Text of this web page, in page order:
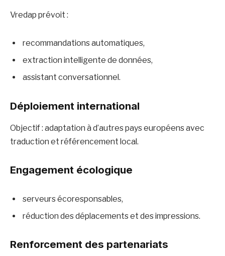
Vredap prévoit :
recommandations automatiques,
extraction intelligente de données,
assistant conversationnel.
Déploiement international
Objectif : adaptation à d’autres pays européens avec
traduction et référencement local.
Engagement écologique
serveurs écoresponsables,
réduction des déplacements et des impressions.
Renforcement des partenariats